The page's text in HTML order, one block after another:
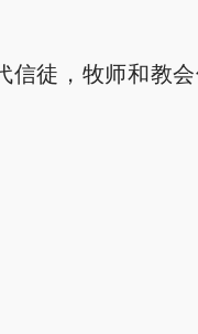
信徒，牧师和教